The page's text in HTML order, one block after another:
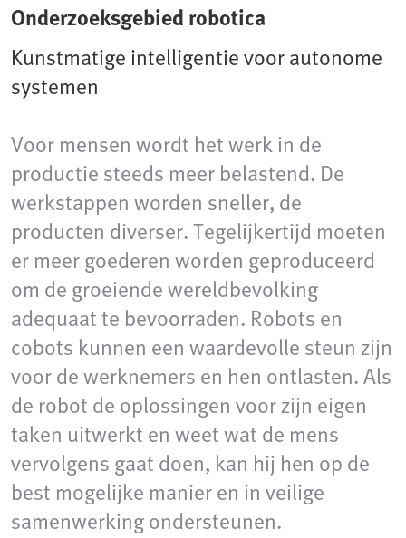
Onderzoeksgebied robotica
Kunstmatige intelligentie voor autonome
systemen
Voor mensen wordt het werk in de
productie steeds meer belastend. De
werkstappen worden sneller, de
producten diverser. Tegelijkertijd moeten
er meer goederen worden geproduceerd
om de groeiende wereldbevolking
adequaat te bevoorraden. Robots en
cobots kunnen een waardevolle steun zijn
voor de werknemers en hen ontlasten. Als
de robot de oplossingen voor zijn eigen
taken uitwerkt en weet wat de mens
vervolgens gaat doen, kan hij hen op de
best mogelijke manier en in veilige
samenwerking ondersteunen.